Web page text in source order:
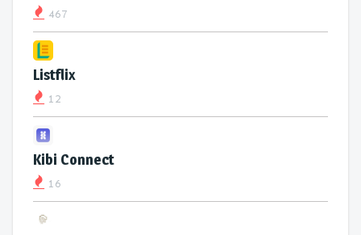
467
Listflix
12
Kibi Connect
16